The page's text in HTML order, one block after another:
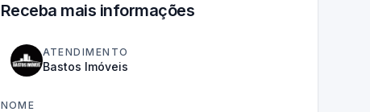
Receba mais informações
ATENDIMENTO
Bastos Imóveis
NOME